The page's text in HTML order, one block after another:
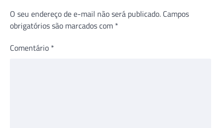
O seu endereço de e-mail não será publicado. Campos
obrigatórios são marcados com *
Comentário *